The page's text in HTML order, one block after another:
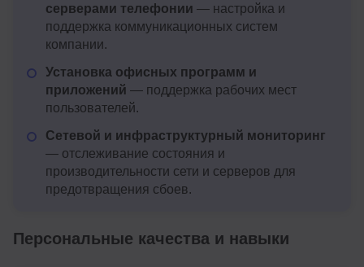
серверами телефонии — настройка и
поддержка коммуникационных систем
компании.
Установка офисных программ и
приложений — поддержка рабочих мест
пользователей.
Сетевой и инфраструктурный мониторинг
— отслеживание состояния и
производительности сети и серверов для
предотвращения сбоев.
Персональные качества и навыки